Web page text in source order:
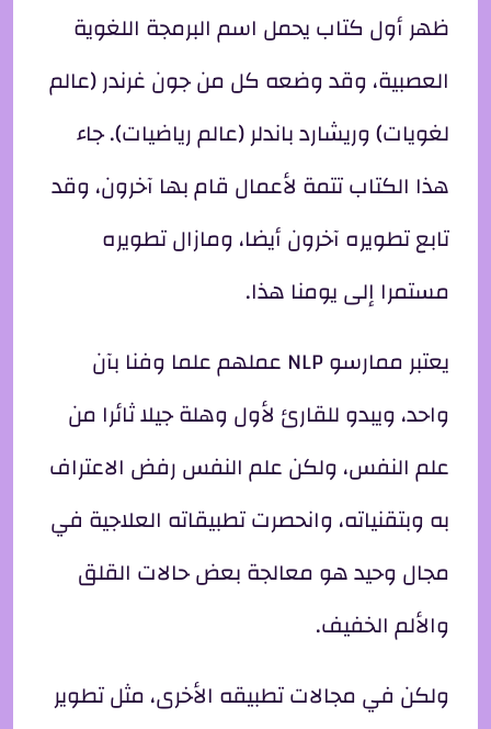
ظهر أول كتاب يحمل اسم البرمجة اللغوية
العصبية، وقد وضعه كل من جون غرندر (عالم
لغويات) وريشارد باندلر (عالم رياضيات). جاء
هذا الكتاب تتمة لأعمال قام بها آخرون، وقد
تابع تطويره آخرون أيضا، ومازال تطويره
مستمرا إلى يومنا هذا.
يعتبر ممارسو NLP عملهم علما وفنا بآن
واحد، ويبدو للقارئ لأول وهلة جيلا ثائرا من
علم النفس، ولكن علم النفس رفض الاعتراف
به وبتقنياته، وانحصرت تطبيقاته العلاجية في
مجال وحيد هو معالجة بعض حالات القلق
والألم الخفيف.
ولكن في مجالات تطبيقه الأخرى، مثل تطوير